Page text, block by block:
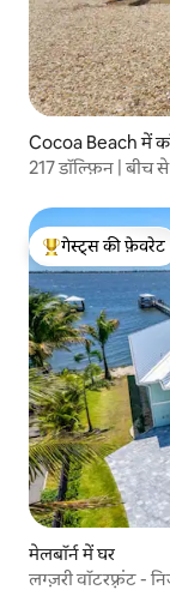
Cocoa Beach में
217 डॉल्फ़िन | बीच
गेस्ट्स का टॉप
गेस्ट्स की फ़ेवरेट
मेलबॉर्न में घर
लग्ज़री वॉटरफ़्रंट -